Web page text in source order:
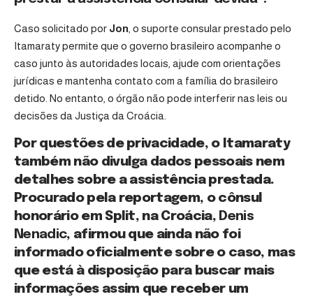
Caso solicitado por Jon , o suporte consular prestado pelo
Itamaraty permite que o governo brasileiro acompanhe o
caso junto às autoridades locais, ajude com orientações
jurídicas e mantenha contato com a família do brasileiro
detido. No entanto, o órgão não pode interferir nas leis ou
decisões da Justiça da Croácia.
Por questões de privacidade, o Itamaraty
também não divulga dados pessoais nem
detalhes sobre a assistência prestada.
Procurado pela reportagem, o cônsul
honorário em Split, na Croácia, Denis
Nenadic, afirmou que ainda não foi
informado oficialmente sobre o caso, mas
que está à disposição para buscar mais
informações assim que receber um